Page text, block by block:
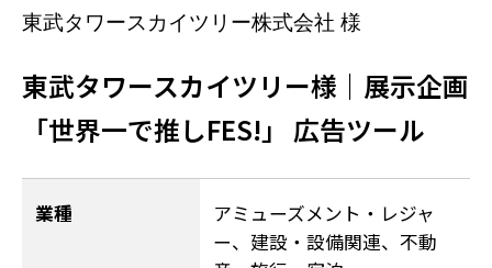
東武タワースカイツリー株式会社 様
東武タワースカイツリー様｜展示企画
「世界一で推しFES!」 広告ツール
業種
アミューズメント・レジャ
ー、建設・設備関連、不動